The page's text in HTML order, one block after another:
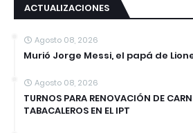
ACTUALIZACIONES
Agosto 08, 2026
Murió Jorge Messi, el papá de
Agosto 08, 2026
TURNOS PARA RENOVACIÓN DE
TABACALEROS EN EL IPT